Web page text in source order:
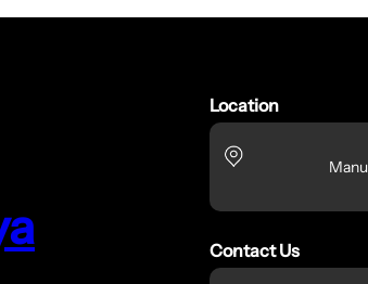
Location
Contact Us